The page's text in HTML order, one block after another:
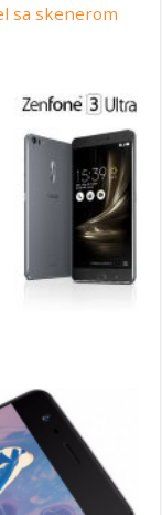
sa skenerom